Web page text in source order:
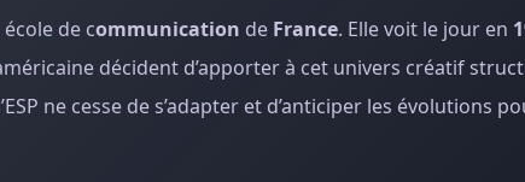
de communication de France. Elle voit le jour en
décident d’apporter à cet univers créatif
ne cesse de s’adapter et d’anticiper les évolutions